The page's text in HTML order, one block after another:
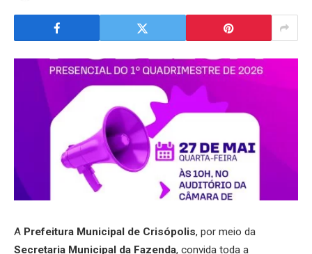
A Prefeitura Municipal de Crisópolis, por meio da
Secretaria Municipal da Fazenda, convida toda a